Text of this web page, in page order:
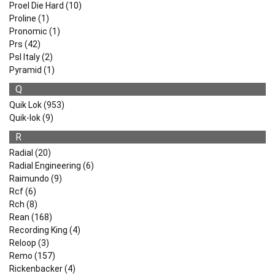
Proel Die Hard (10)
Proline (1)
Pronomic (1)
Prs (42)
Psl Italy (2)
Pyramid (1)
Q
Quik Lok (953)
Quik-lok (9)
R
Radial (20)
Radial Engineering (6)
Raimundo (9)
Rcf (6)
Rch (8)
Rean (168)
Recording King (4)
Reloop (3)
Remo (157)
Rickenbacker (4)